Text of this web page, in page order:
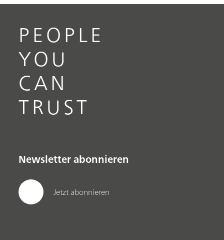
PEOPLE
YOU
CAN
TRUST
Newsletter abonnieren
Jetzt abonnieren